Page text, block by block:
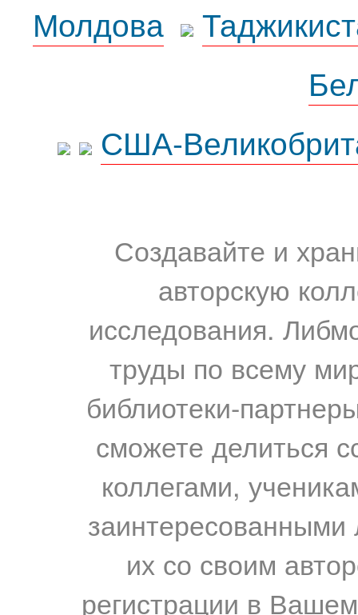
Молдова
США-
Создавайте и
авторскую
исследования.
труды по всему
библиотеки-
сможете делиться
коллегами,
их со своим
регистрации в